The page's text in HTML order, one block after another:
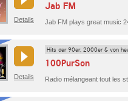
Details
Jab FM
Details
Hits der 90er, 2000er & von
100PurSon